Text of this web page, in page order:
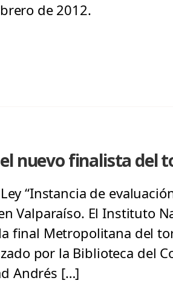
de 2012.
nuevo finalista del
“Instancia de
Valparaíso. El Instituto
final Metropolitana del
por la Biblioteca del
Andrés […]